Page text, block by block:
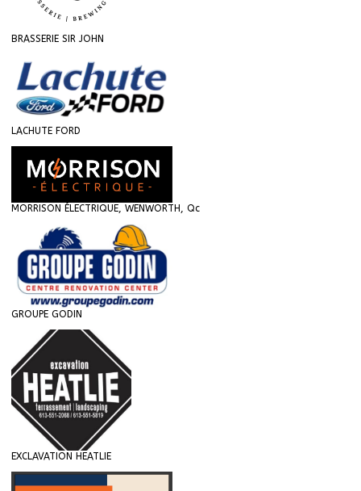
BRASSERIE SIR JOHN
LACHUTE FORD
MORRISON ÉLECTRIQUE, WENWORTH, Qc
GROUPE GODIN
EXCLAVATION HEATLIE